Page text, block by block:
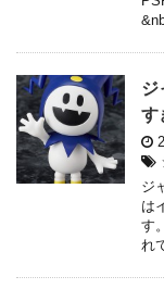
ジ
す
ジ
は
す
れ